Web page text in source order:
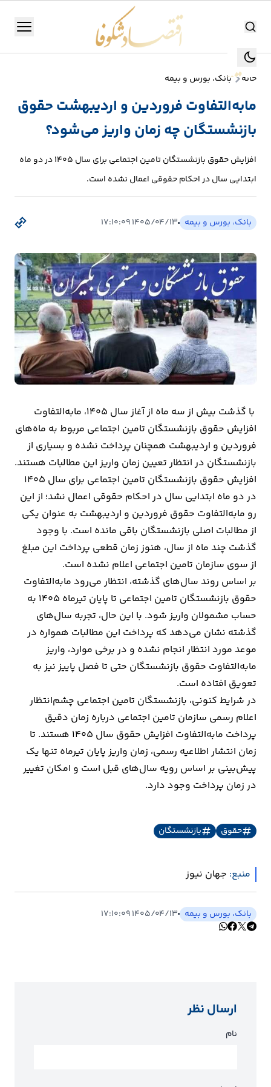
جستجو جستجو
منو
تولید
صنعت
انرژی
بانک،
و
بیمه
اقتصاد
جهان
بازار
کشاورزی
راه
و
مسکن
اقتصاد
ایران
ارتباطات
خودرو
عمومی
نوتیف
شناور
خانه بانک، بورس و بیمه
مابه‌التفاوت فروردین و اردیبهشت حقوق
بازنشستگان چه زمان واریز می‌شود؟
افزایش حقوق بازنشستگان تامین اجتماعی برای سال ۱۴۰۵ در دو ماه
ابتدایی سال در احکام حقوقی اعمال نشده است.
بانک، بورس و بیمه ۱۴۰۵/۰۴/۱۳ ۱۷:۱۰:۰۹
با گذشت بیش از سه ماه از آغاز سال ۱۴۰۵، مابه‌التفاوت
افزایش حقوق بازنشستگان تامین اجتماعی مربوط به ماه‌های
فروردین و اردیبهشت همچنان پرداخت نشده و بسیاری از
بازنشستگان در انتظار تعیین زمان واریز این مطالبات هستند.
افزایش حقوق بازنشستگان تامین اجتماعی برای سال ۱۴۰۵
در دو ماه ابتدایی سال در احکام حقوقی اعمال نشد؛ از این
رو مابه‌التفاوت حقوق فروردین و اردیبهشت به عنوان یکی
از مطالبات اصلی بازنشستگان باقی مانده است. با وجود
گذشت چند ماه از سال، هنوز زمان قطعی پرداخت این مبلغ
از سوی سازمان تامین اجتماعی اعلام نشده است.
بر اساس روند سال‌های گذشته، انتظار می‌رود مابه‌التفاوت
حقوق بازنشستگان تامین اجتماعی تا پایان تیرماه ۱۴۰۵ به
حساب مشمولان واریز شود. با این حال، تجربه سال‌های
گذشته نشان می‌دهد که پرداخت این مطالبات همواره در
موعد مورد انتظار انجام نشده و در برخی موارد، واریز
مابه‌التفاوت حقوق بازنشستگان حتی تا فصل پاییز نیز به
تعویق افتاده است.
در شرایط کنونی، بازنشستگان تامین اجتماعی چشم‌انتظار
اعلام رسمی سازمان تامین اجتماعی درباره زمان دقیق
پرداخت مابه‌التفاوت افزایش حقوق سال ۱۴۰۵ هستند. تا
زمان انتشار اطلاعیه رسمی، زمان واریز پایان تیرماه تنها یک
پیش‌بینی بر اساس رویه سال‌های قبل است و امکان تغییر
در زمان پرداخت وجود دارد.
حقوق بازنشستگان
منبع: جهان نیوز
بانک، بورس و بیمه ۱۴۰۵/۰۴/۱۳ ۱۷:۱۰:۰۹
ارسال نظر
نام